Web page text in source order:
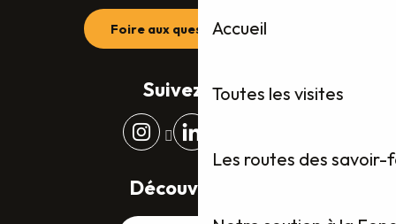
Accueil
Toutes les visites
Les routes des
Foire aux questions (FAQ)
Suivez-nous
Découvrez plus